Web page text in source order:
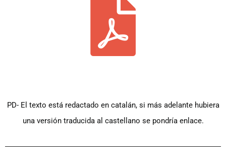
PD- El texto está redactado en catalán, si más adelante hubiera
una versión traducida al castellano se pondría enlace.